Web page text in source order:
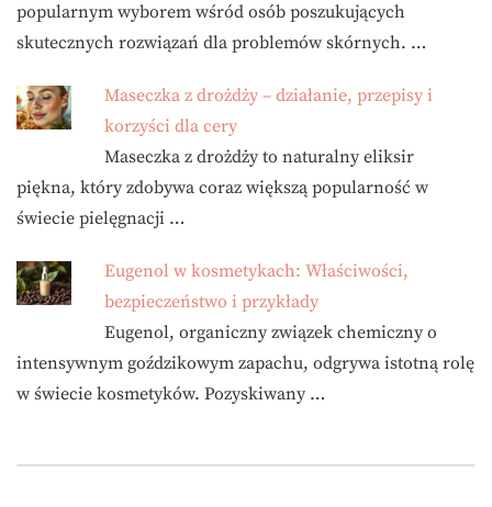
popularnym wyborem wśród osób poszukujących
skutecznych rozwiązań dla problemów skórnych. …
Maseczka z drożdży – działanie, przepisy i
korzyści dla cery
Maseczka z drożdży to naturalny eliksir
piękna, który zdobywa coraz większą popularność w
świecie pielęgnacji …
Eugenol w kosmetykach: Właściwości,
bezpieczeństwo i przykłady
Eugenol, organiczny związek chemiczny o
intensywnym goździkowym zapachu, odgrywa istotną rolę
w świecie kosmetyków. Pozyskiwany …